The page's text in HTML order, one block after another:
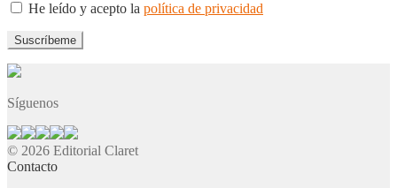
He leído y acepto la política de privacidad
Síguenos
© 2026 Editorial Claret
Contacto